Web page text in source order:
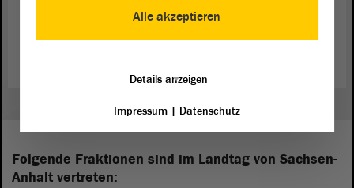
Folgende Fraktionen sind im Landtag von Sachsen-
Anhalt vertreten:
Alle akzeptieren
Details anzeigen
Impressum| Datenschutz